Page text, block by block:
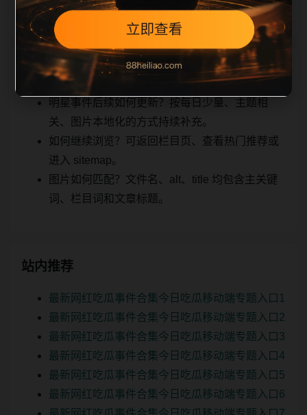
SEO 检查清单自动修正。
相关问题
明星事件后续如何更新？按每日少量、主题相
关、图片本地化的方式持续补充。
如何继续浏览？可返回栏目页、查看热门推荐或
进入 sitemap。
图片如何匹配？文件名、alt、title 均包含主关键
词、栏目词和文章标题。
站内推荐
最新网红吃瓜事件合集今日吃瓜移动端专题入口1
最新网红吃瓜事件合集今日吃瓜移动端专题入口2
最新网红吃瓜事件合集今日吃瓜移动端专题入口3
最新网红吃瓜事件合集今日吃瓜移动端专题入口4
最新网红吃瓜事件合集今日吃瓜移动端专题入口5
最新网红吃瓜事件合集今日吃瓜移动端专题入口6